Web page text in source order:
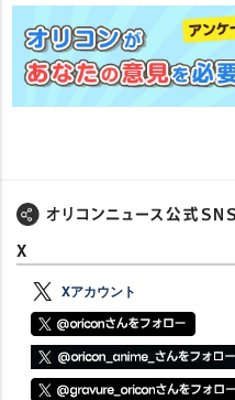
X
Xアカウント